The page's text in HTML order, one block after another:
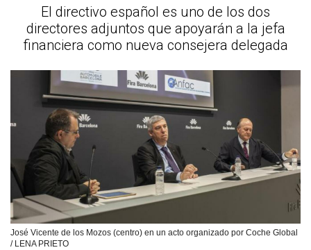
El directivo español es uno de los dos
directores adjuntos que apoyarán a la jefa
financiera como nueva consejera delegada
José Vicente de los Mozos (centro) en un acto organizado por Coche Global
/ LENA PRIETO